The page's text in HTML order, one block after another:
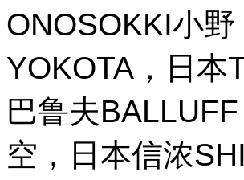
ONOSOKKI小
YOKOTA，日本
巴鲁夫
空，日本信浓